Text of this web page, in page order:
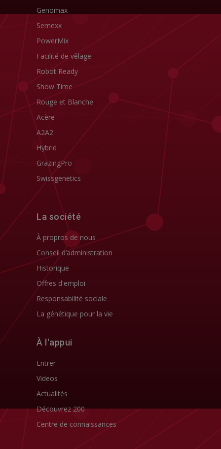
Genomax
Semexx
PowerMix
Facilité de vêlage
Robot Ready
Show Time
Rouge et Blanche
Acère
A2A2
Hybrid
GrazingPro
Swissgenetics
La société
À propros de nous
Conseil d’administration
Historique
Offres d'emploi
Responsabilité sociale
La génétique pour la vie
À l'appui
Entrer
Videos
Actualités
Découvrez 200
Centre de connaissances